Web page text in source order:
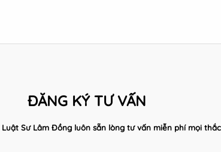
ĐĂNG KÝ TƯ VẤN
Sư Lâm Đồng luôn sẵn lòng tư vấn miễn phí mọi